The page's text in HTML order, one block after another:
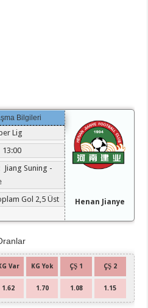
Bilgileri
Lig
13:00
Jiang Suning -
Gol 2,5 Üst Henan Jianye
Var KG Yok ÇŞ 1 ÇŞ 2
1.62 1.70 1.08 1.15